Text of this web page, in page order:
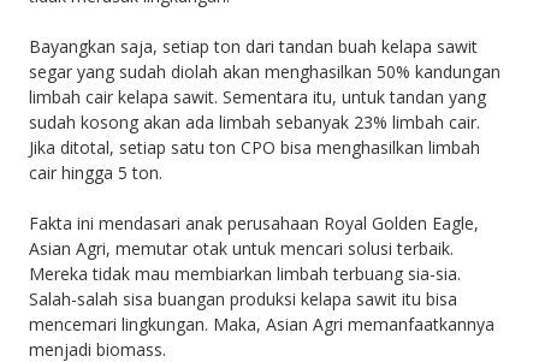
Bayangkan saja, setiap ton dari tandan buah kelapa sawit
segar yang sudah diolah akan menghasilkan 50% kandungan
limbah cair kelapa sawit. Sementara itu, untuk tandan yang
sudah kosong akan ada limbah sebanyak 23% limbah cair.
Jika ditotal, setiap satu ton CPO bisa menghasilkan limbah
cair hingga 5 ton.
Fakta ini mendasari anak perusahaan Royal Golden Eagle,
Asian Agri, memutar otak untuk mencari solusi terbaik.
Mereka tidak mau membiarkan limbah terbuang sia-sia.
Salah-salah sisa buangan produksi kelapa sawit itu bisa
mencemari lingkungan. Maka, Asian Agri memanfaatkannya
menjadi biomass.